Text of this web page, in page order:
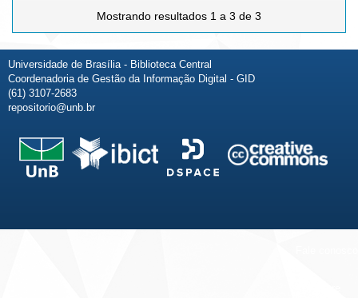
Mostrando resultados 1 a 3 de 3
Universidade de Brasília - Biblioteca Central
Coordenadoria de Gestão da Informação Digital - GID
(61) 3107-2683
repositorio@unb.br